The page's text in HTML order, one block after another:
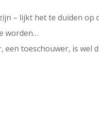
– lijkt het te duiden
worden…
toeschouwer, is wel